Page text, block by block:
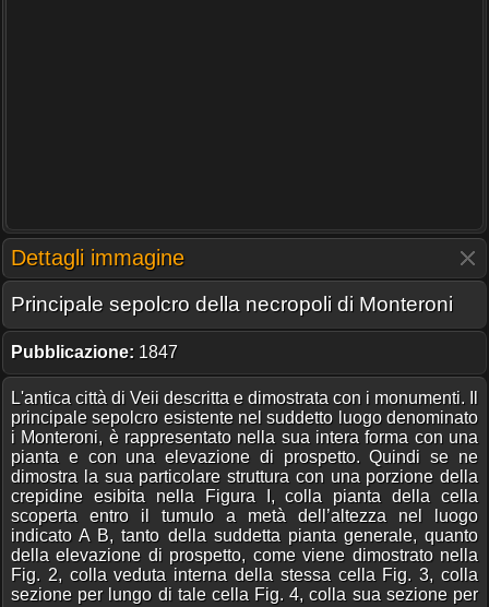
Dettagli immagine
Principale sepolcro della necropoli di Monteroni
Pubblicazione: 1847
L'antica città di Veii descritta e dimostrata con i monumenti. Il
principale sepolcro esistente nel suddetto luogo denominato
i Monteroni, è rappresentato nella sua intera forma con una
pianta e con una elevazione di prospetto. Quindi se ne
dimostra la sua particolare struttura con una porzione della
crepidine esibita nella Figura I, colla pianta della cella
scoperta entro il tumulo a metà dell’altezza nel luogo
indicato A B, tanto della suddetta pianta generale, quanto
della elevazione di prospetto, come viene dimostrato nella
Fig. 2, colla veduta interna della stessa cella Fig. 3, colla
sezione per lungo di tale cella Fig. 4, colla sua sezione per